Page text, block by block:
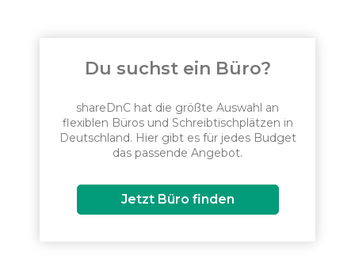
Du suchst ein Büro?
shareDnC hat die größte Auswahl an
flexiblen Büros und Schreibtischplätzen in
Deutschland. Hier gibt es für jedes Budget
das passende Angebot.
Jetzt Büro finden